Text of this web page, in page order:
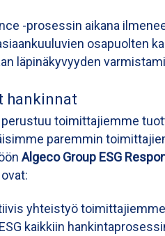
-prosessin aikana
osapuolten
läpinäkyvyyden
hankinnat
toimittajiemme
paremmin
Algeco Group ESG
yhteistyö
kaikkiin